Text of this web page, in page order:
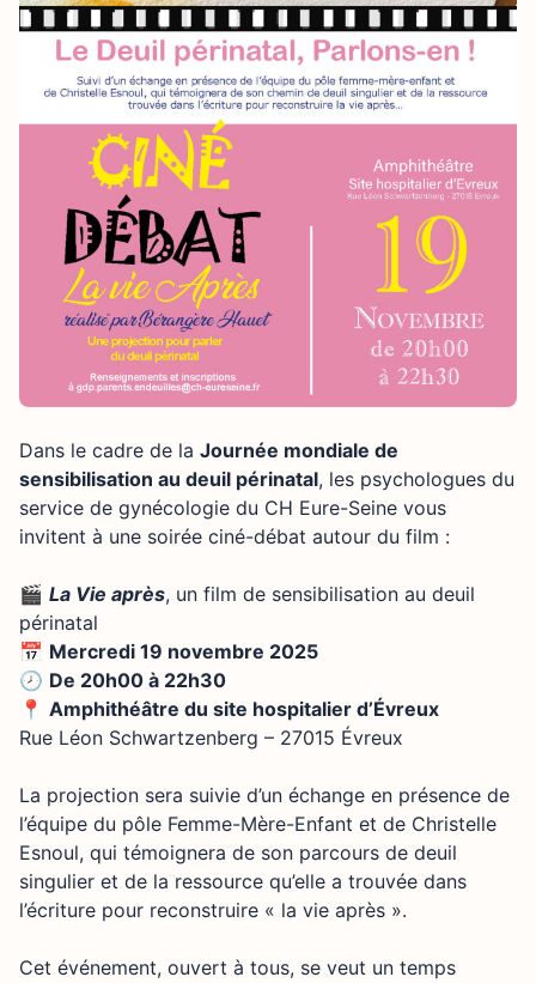
Dans le cadre de la Journée mondiale de
sensibilisation au deuil périnatal, les psychologues du
service de gynécologie du CH Eure-Seine vous
invitent à une soirée ciné-débat autour du film :
🎬 La Vie après, un film de sensibilisation au deuil
périnatal
📅 Mercredi 19 novembre 2025
🕗 De 20h00 à 22h30
📍 Amphithéâtre du site hospitalier d’Évreux
Rue Léon Schwartzenberg – 27015 Évreux
La projection sera suivie d’un échange en présence de
l’équipe du pôle Femme-Mère-Enfant et de Christelle
Esnoul, qui témoignera de son parcours de deuil
singulier et de la ressource qu’elle a trouvée dans
l’écriture pour reconstruire « la vie après ».
Cet événement, ouvert à tous, se veut un temps